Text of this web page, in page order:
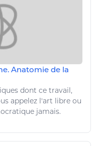
Anatomie de la
dont ce travail,
appelez l'art libre ou
jamais.